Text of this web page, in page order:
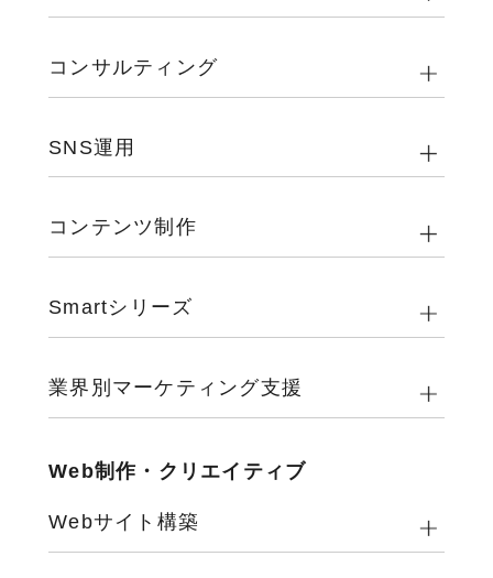
コンサルティング
SNS運用
コンテンツ制作
Smartシリーズ
業界別マーケティング支援
Web制作・クリエイティブ
Webサイト構築